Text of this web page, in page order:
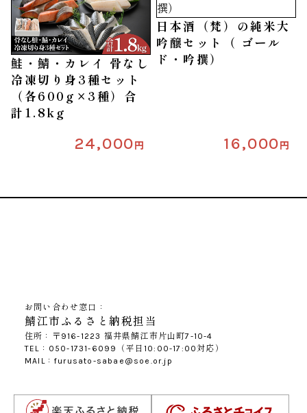
鮭・鯖・カレイ 骨なし
冷凍切り身3種セット
（各600g×3種）合
計1.8kg
24,000円
日本酒（梵）の純米大
吟醸セット（ ゴール
ド・吟撰）
16,000円
お問い合わせ窓口：
鯖江市ふるさと納税担当
住所：〒916-1223 福井県鯖江市片山町7-10-4
TEL：050-1731-6099（平日10:00-17:00対応）
MAIL：furusato-sabae@soe.or.jp